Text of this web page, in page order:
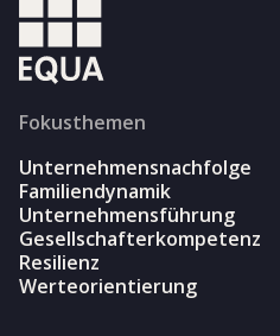
Fokusthemen
Unternehmensnachfolge
Familiendynamik
Unternehmensführung
Gesellschafterkompetenz
Resilienz
Werteorientierung